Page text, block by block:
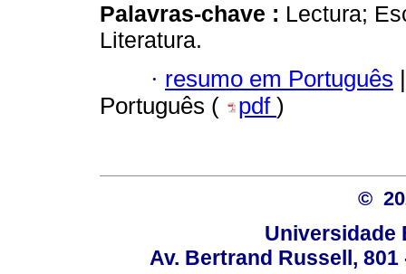
Palavras-chave : Lectura;
Literatura.
· resumo em Português |
Português (
pdf )
©
Universidade
Av. Bertrand Russell,